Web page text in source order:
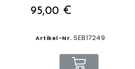
95,00 €
Artikel-Nr. SEB17249